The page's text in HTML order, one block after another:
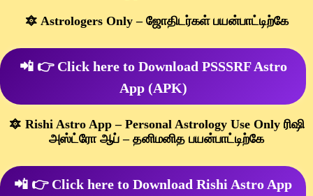
🔯 Astrologers Only – ஜோதிடர்கள் பயன்பாட்டிற்கே
📲 👉 Click here to Download PSSSRF Astro
App (APK)
🔯 Rishi Astro App – Personal Astrology Use Only ரிஷி
அஸ்ட்ரோ ஆப் – தனிமனித பயன்பாட்டிற்கே
📲 👉 Click here to Download Rishi Astro App